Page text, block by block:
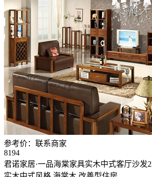
参考价： 联系商家
8194
君诺家居·一品海棠家具实木中式客厅沙发